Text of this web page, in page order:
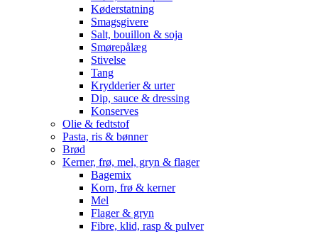
Køderstatning
Smagsgivere
Salt, bouillon & soja
Smørepålæg
Stivelse
Tang
Krydderier & urter
Dip, sauce & dressing
Konserves
Olie & fedtstof
Pasta, ris & bønner
Brød
Kerner, frø, mel, gryn & flager
Bagemix
Korn, frø & kerner
Mel
Flager & gryn
Fibre, klid, rasp & pulver